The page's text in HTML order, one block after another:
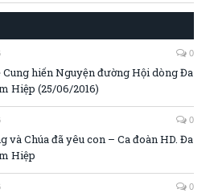
0
Cung hiến Nguyện đường Hội dòng Đa
Hiệp (25/06/2016)
0
và Chúa đã yêu con – Ca đoàn HD. Đa
Hiệp
0